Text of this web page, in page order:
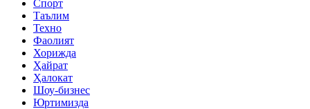
Спорт
Таълим
Техно
Фаолият
Хорижда
Ҳайрат
Ҳалокат
Шоу-бизнес
Юртимизда